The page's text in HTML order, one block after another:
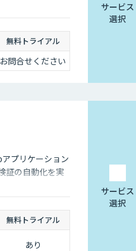
無料トライアル
お問合せください
サービス
選択
プリケーション
証の自動化を実
無料トライアル
あり
サービス
選択